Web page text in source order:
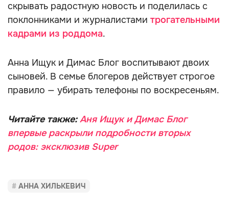
скрывать радостную новость и поделилась с
поклонниками и журналистами трогательными
кадрами из роддома.
Анна Ищук и Димас Блог воспитывают двоих
сыновей. В семье блогеров действует строгое
правило — убирать телефоны по воскресеньям.
Читайте также:Аня Ищук и Димас Блог
впервые раскрыли подробности вторых
родов: эксклюзив Super
АННА ХИЛЬКЕВИЧ